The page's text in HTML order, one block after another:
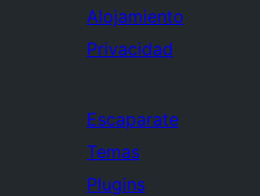
Alojamiento
Privacidad
Escaparate
Temas
Plugins